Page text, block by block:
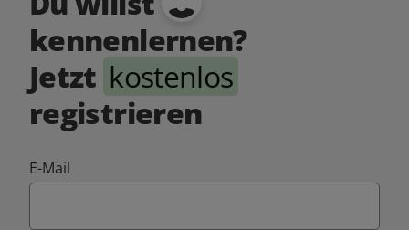
kennenlernen?
Jetzt kostenlos
registrieren
E-Mail